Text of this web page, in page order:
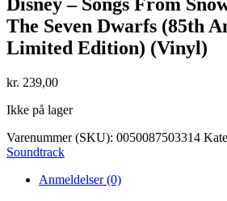
The Seven Dwarfs (85th
Limited Edition) (Vinyl)
kr. 239,00
Ikke på lager
Varenummer (SKU): 0050087503314
Soundtrack
Anmeldelser (0)